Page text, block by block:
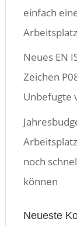
einfach
Neues EN
Zeichen
Unbefugte
noch
können
Neueste